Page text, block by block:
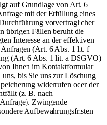
auf Grundlage von Art. 6
mit der Erfüllung eines
vorvertraglicher
übrigen Fällen beruht die
Interesse an der effektiven
Anfragen (Art. 6 Abs. 1 lit. f
(Art. 6 Abs. 1 lit. a DSGVO)
Ihnen im Kontaktformular
bis Sie uns zur Löschung
widerrufen oder der
(z. B. nach
Zwingende
Aufbewahrungsfristen –